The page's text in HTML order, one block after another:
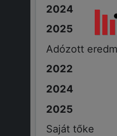
Adózott
Saját tőke